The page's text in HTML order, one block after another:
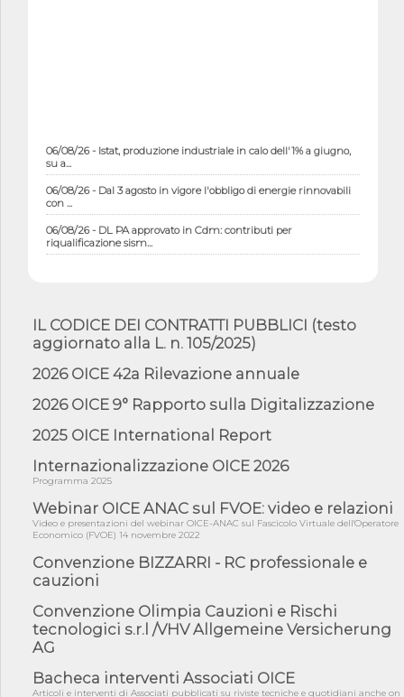
06/08/26 - Istat, produzione industriale in calo dell'1% a giugno,
su a...
06/08/26 - Dal 3 agosto in vigore l'obbligo di energie rinnovabili
con ...
06/08/26 - DL PA approvato in Cdm: contributi per
riqualificazione sism...
norme UE in m...
05/08/26 - DL Infrastrutture e PNRR è legge: approvata oggi la
amminist...
2 s...
05/08/26 - SAVE THE DATE: Assemblea Pubblica Confindustria
Professioni ...
05/08/26 - Successo OICE per il bando della Città metropolitana
di Reg...
05/08/26 - Lettera OICE per il bando della Giunta Regionale della
Campa...
04/08/26 - DL PA: previste cancellazioni da elenchi professionisti
04/08/26 - International Sustainable Buildings Competition -
COP31, An...
impugnar...
IL CODICE DEI CONTRATTI PUBBLICI (testo
aggiornato alla L. n. 105/2025)
2026 OICE 42a Rilevazione annuale
2026 OICE 9° Rapporto sulla Digitalizzazione
2025 OICE International Report
Internazionalizzazione OICE 2026
Programma 2025
Webinar OICE ANAC sul FVOE: video e relazioni
Video e presentazioni del webinar OICE-ANAC sul Fascicolo Virtuale dell'Operatore
Economico (FVOE) 14 novembre 2022
Convenzione BIZZARRI - RC professionale e
cauzioni
Convenzione Olimpia Cauzioni e Rischi
tecnologici s.r.l /VHV Allgemeine Versicherung
AG
Bacheca interventi Associati OICE
Articoli e interventi di Associati pubblicati su riviste tecniche e quotidiani anche on